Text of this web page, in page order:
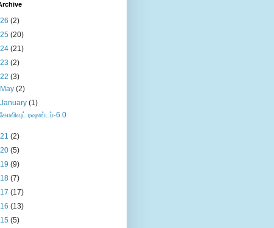
(2)
(20)
(21)
(2)
(3)
May(2)
January(1)
ரவுண்டப்-6.0
(2)
(5)
(9)
(7)
(17)
(13)
(5)